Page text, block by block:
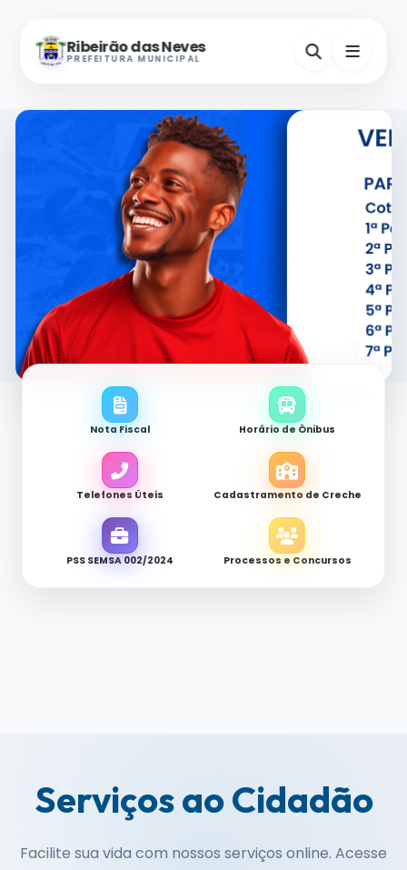
Ribeirão das Neves
PREFEITURA MUNICIPAL
Nota Fiscal Horário de Ônibus
Telefones Úteis Cadastramento de Creche
PSS SEMSA 002/2024 Processos e Concursos
Serviços ao Cidadão
Facilite sua vida com nossos serviços online. Acesse
Nevinho
Assistente Virtual
A-
Horários e Endereços Secretarias